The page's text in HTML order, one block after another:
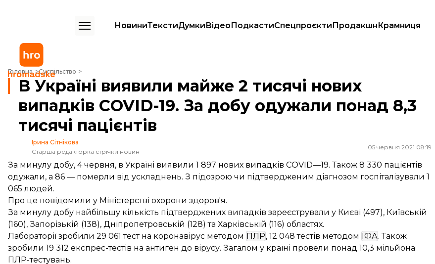
НовиниТекстиДумкиВідеоПодкастиСпецпроєктиПродакшнКрамниця
Головна Суспільство
В Україні виявили майже 2 тисячі нових випадків COVID-19. За добу одужали понад 8,3 тисячі пацієнтів
В Україні виявили майже 2 тисячі нових
випадків COVID-19. За добу одужали понад 8,3
тисячі пацієнтів
Ірина Сітнікова
Старша редакторка стрічки новин
05 червня 2021 08:19
За минулу добу, 4 червня, в Україні виявили 1 897 нових випадків COVID—19. Також 8 330 пацієнтів
одужали, а 86 — померли від ускладнень. З підозрою чи підтвердженим діагнозом госпіталізували 1
065 людей.
Про це повідомили у Міністерстві охорони здоров'я.
За минулу добу найбільшу кількість підтверджених випадків зареєстрували у Києві (497), Київській
(160), Запорізькій (138), Дніпропетровській (128) та Харківській (116) областях.
Лабораторії зробили 29 061 тест на коронавірус методом ПЛР, 12 048 тестів методом ІФА. Також
зробили 19 312 експрес-тестів на антиген до вірусу. Загалом у країні провели понад 10,3 мільйона
ПЛР-тестувань.